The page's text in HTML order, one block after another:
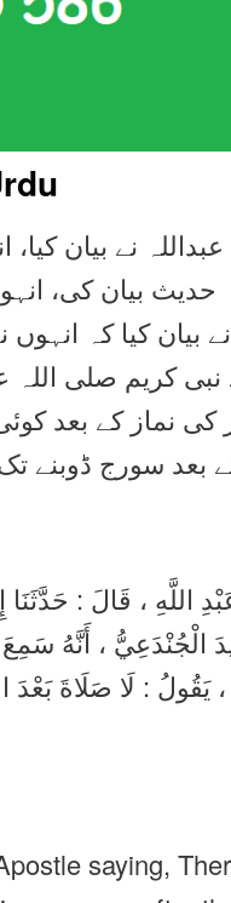
نے بیان
حدیث بیان کی،
بیان کیا کہ
نبی کریم صلی
نماز کے بعد
سورج ڈوبنے تک
اللَّهِ ، قَالَ :
الْجُنْدَعِيُّ ، أَنَّهُ
يَقُولُ : لَا صَلَاةَ
saying,